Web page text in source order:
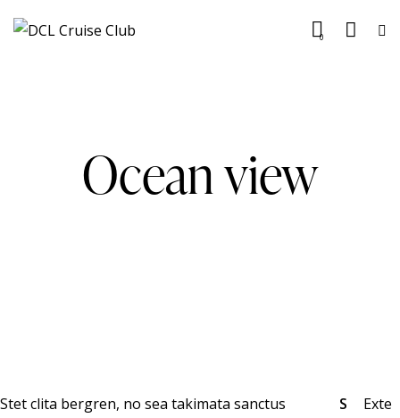
0
Ocean view
Stet clita bergren, no sea takimata sanctus
S
Exte